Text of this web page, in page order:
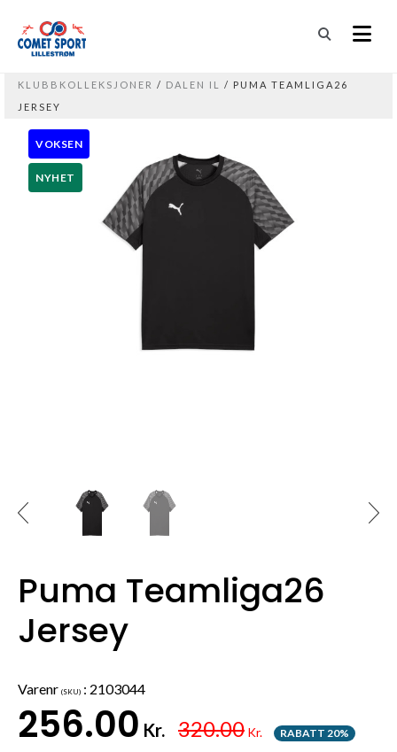
KLUBBKOLLEKSJONER / DALEN IL / PUMA TEAMLIGA26
JERSEY
VOKSEN
NYHET
Puma Teamliga26
Jersey
Varenr (SKU) : 2103044
256.00 Kr. 320.00 Kr. RABATT 20%